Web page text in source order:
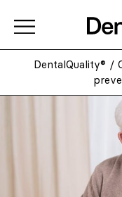
DentalQuality® /